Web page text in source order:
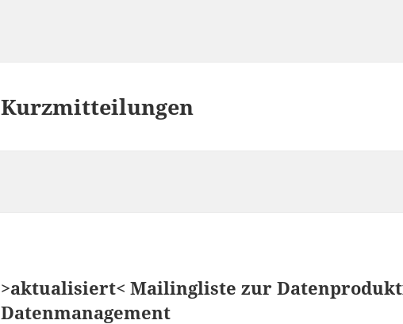
Kurzmitteilungen
>aktualisiert< Mailingliste zur
Datenmanagement